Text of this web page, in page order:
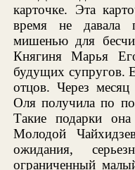
карточке. Эта
время не давала
мишенью для
Княгиня Марья
будущих супругов.
отцов. Через месяц
Оля получила по
Такие подарки
Молодой
ожидания,
ограниченный